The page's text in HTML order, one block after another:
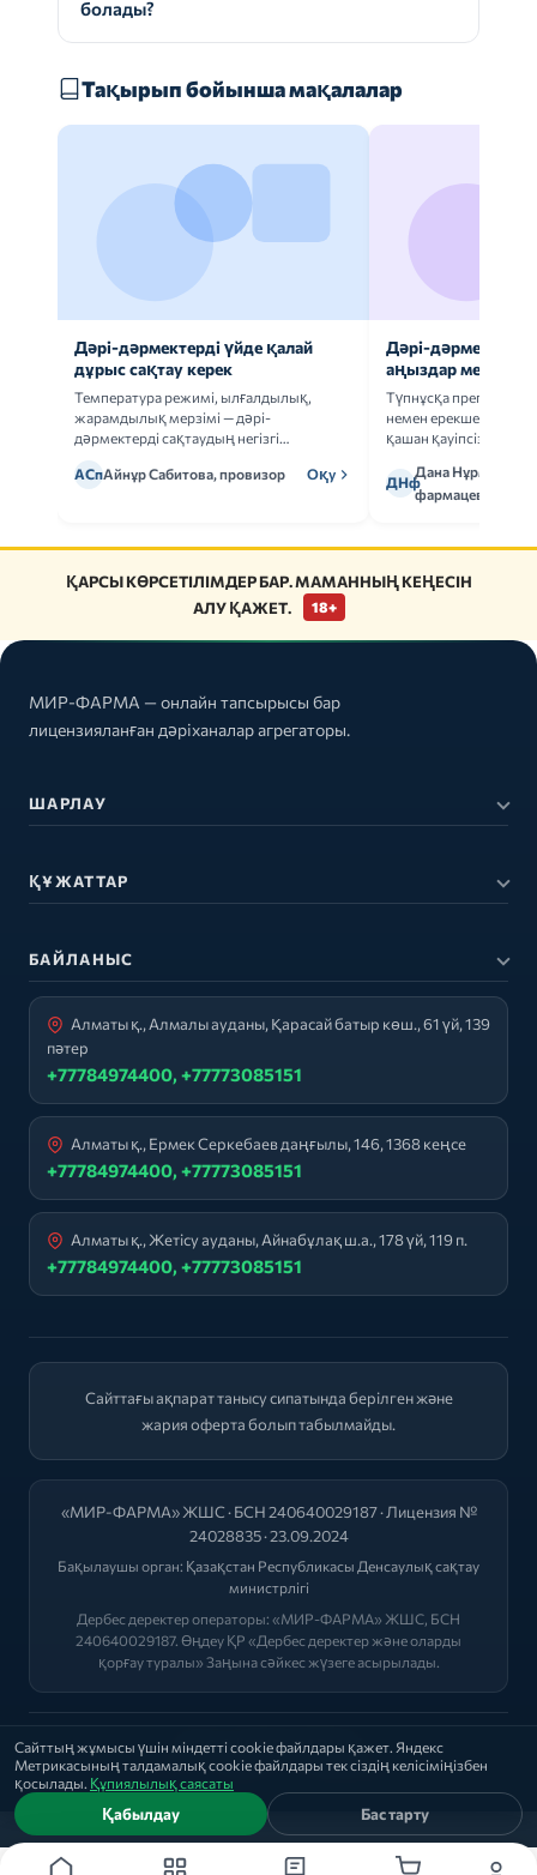
Сайттың жұмысы үшін міндетті cookie файлдары қажет. Яндекс
Метрикасының талдамалық cookie файлдары тек сіздің келісіміңізбен
қосылады. Құпиялылық саясаты
Қабылдау Бас тарту
болады?
Тақырып бойынша мақалалар
Дәрі-дәрмектерді үйде қалай
дұрыс сақтау керек
Температура режимі, ылғалдылық,
жарамдылық мерзімі — дәрі-
дәрмектерді сақтаудың негізгі
АСпАйнұр Сабитова, провизор Оқу
Дәрі-дәрмек
аңыздар мен
Түпнұсқа
немен ерекшеленеді
қашан қауіпсіз.
ДНф
Дана
фармацевт
ҚАРСЫ КӨРСЕТІЛІМДЕР БАР. МАМАННЫҢ КЕҢЕСІН
АЛУ ҚАЖЕТ.
18+
МИР-ФАРМА — онлайн тапсырысы бар
лицензияланған дәріханалар агрегаторы.
ШАРЛАУ
ҚҰЖАТТАР
БАЙЛАНЫС
Алматы қ., Алмалы ауданы, Қарасай батыр көш., 61 үй, 139
пәтер
+77784974400, +77773085151
Алматы қ., Ермек Серкебаев даңғылы, 146, 1368 кеңсе
+77784974400, +77773085151
Алматы қ., Жетісу ауданы, Айнабұлақ ш.а., 178 үй, 119 п.
+77784974400, +77773085151
Сайттағы ақпарат танысу сипатында берілген және
жария оферта болып табылмайды.
«МИР-ФАРМА» ЖШС · БСН 240640029187 · Лицензия №
24028835 · 23.09.2024
Бақылаушы орган: Қазақстан Республикасы Денсаулық сақтау
министрлігі
Дербес деректер операторы: «МИР-ФАРМА» ЖШС, БСН
240640029187. Өңдеу ҚР «Дербес деректер және оларды
қорғау туралы» Заңына сәйкес жүзеге асырылады.
2026 © "МИР-ФАРМА"
Саясат | Оферта | Лицензиялар